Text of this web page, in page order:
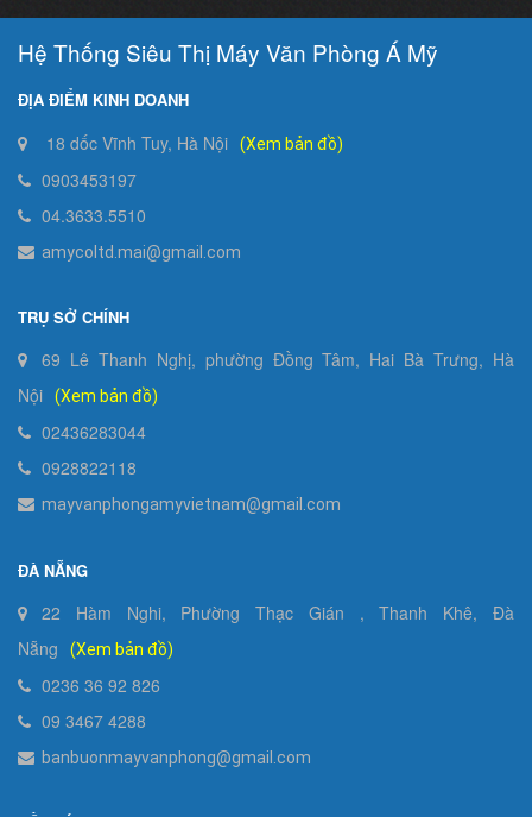
Hệ Thống Siêu Thị Máy Văn Phòng Á Mỹ
ĐỊA ĐIỂM KINH DOANH
18 dốc Vĩnh Tuy, Hà Nội (Xem bản đồ)
0903453197
04.3633.5510
amycoltd.mai@gmail.com
TRỤ SỞ CHÍNH
69 Lê Thanh Nghị, phường Đồng Tâm, Hai Bà Trưng, Hà
Nội
(Xem bản đồ)
02436283044
0928822118
mayvanphongamyvietnam@gmail.com
ĐÀ NẴNG
22 Hàm Nghi, Phường Thạc Gián , Thanh Khê, Đà
Nẵng
(Xem bản đồ)
0236 36 92 826
09 3467 4288
banbuonmayvanphong@gmail.com